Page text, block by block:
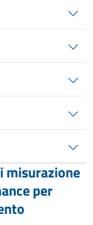
misurazione
per